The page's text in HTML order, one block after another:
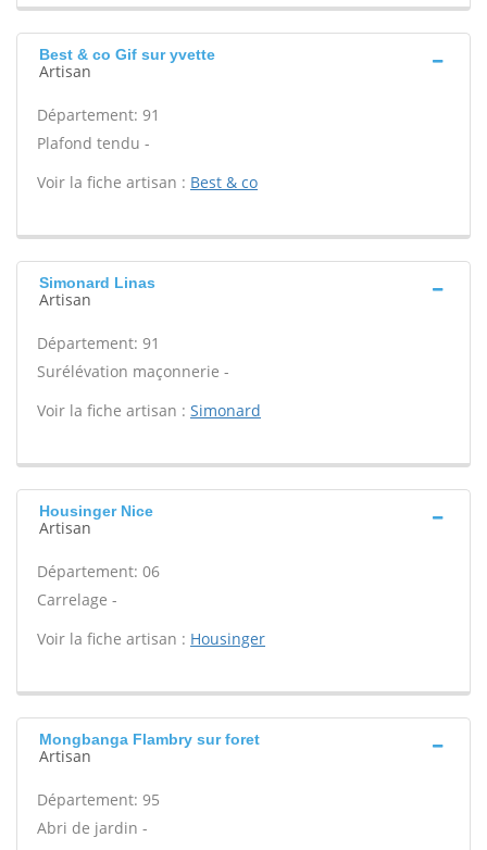
Best & co Gif sur yvette
Artisan
Département: 91
Plafond tendu -
Voir la fiche artisan : Best & co
Simonard Linas
Artisan
Département: 91
Surélévation maçonnerie -
Voir la fiche artisan : Simonard
Housinger Nice
Artisan
Département: 06
Carrelage -
Voir la fiche artisan : Housinger
Mongbanga Flambry sur foret
Artisan
Département: 95
Abri de jardin -